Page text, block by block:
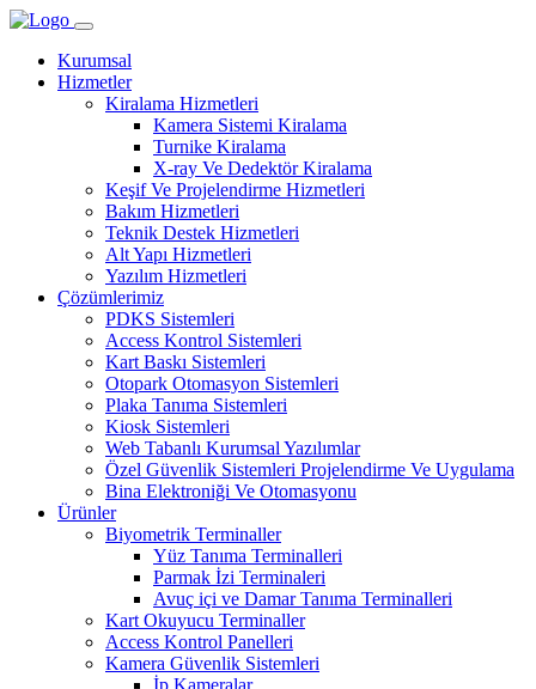
Kurumsal
Hizmetler
Kiralama Hizmetleri
Kamera Sistemi Kiralama
Turnike Kiralama
X-ray Ve Dedektör Kiralama
Keşif Ve Projelendirme Hizmetleri
Bakım Hizmetleri
Teknik Destek Hizmetleri
Alt Yapı Hizmetleri
Yazılım Hizmetleri
Çözümlerimiz
PDKS Sistemleri
Access Kontrol Sistemleri
Kart Baskı Sistemleri
Otopark Otomasyon Sistemleri
Plaka Tanıma Sistemleri
Kiosk Sistemleri
Web Tabanlı Kurumsal Yazılımlar
Özel Güvenlik Sistemleri Projelendirme Ve Uygulama
Bina Elektroniği Ve Otomasyonu
Ürünler
Biyometrik Terminaller
Yüz Tanıma Terminalleri
Parmak İzi Terminaleri
Avuç içi ve Damar Tanıma Terminalleri
Kart Okuyucu Terminaller
Access Kontrol Panelleri
Kamera Güvenlik Sistemleri
İp Kameralar